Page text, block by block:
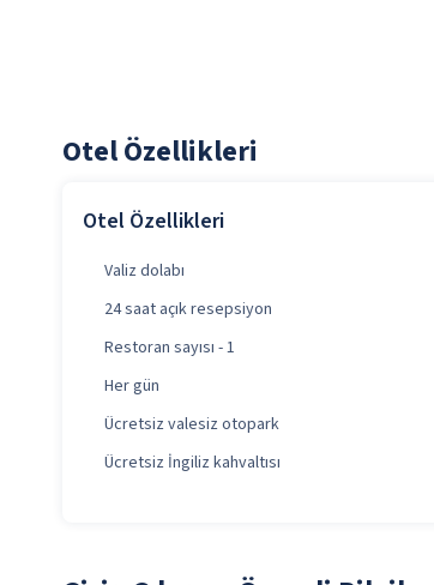
Otel Özellikleri
Otel Özellikleri
Valiz dolabı
24 saat açık resepsiyon
Restoran sayısı - 1
Her gün
Ücretsiz valesiz otopark
Ücretsiz İngiliz kahvaltısı